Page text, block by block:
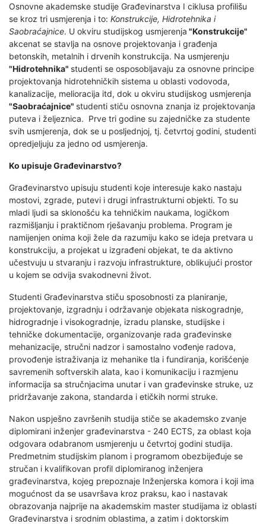
Osnovne akademske studije Građevinarstva I ciklusa profilišu
se kroz tri usmjerenja i to: Konstrukcije, Hidrotehnika i
Saobraćajnice. U okviru studijskog usmjerenja "Konstrukcije"
akcenat se stavlja na osnove projektovanja i građenja
betonskih, metalnih i drvenih konstrukcija. Na usmjerenju
"Hidrotehnika" studenti se osposobljavaju za osnovne principe
projektovanja hidrotehničkih sistema u oblasti vodovoda,
kanalizacije, melioracija itd, dok u okviru studijskog usmjerenja
"Saobraćajnice" studenti stiču osnovna znanja iz projektovanja
puteva i željeznica. Prve tri godine su zajedničke za studente
svih usmjerenja, dok se u posljednjoj, tj. četvrtoj godini, studenti
opredjeljuju za jedno od usmjerenja.
Ko upisuje Građevinarstvo?
Građevinarstvo upisuju studenti koje interesuje kako nastaju
mostovi, zgrade, putevi i drugi infrastrukturni objekti. To su
mladi ljudi sa sklonošću ka tehničkim naukama, logičkom
razmišljanju i praktičnom rješavanju problema. Program je
namijenjen onima koji žele da razumiju kako se ideja pretvara u
konstrukciju, a projekat u izgrađeni objekat, te da aktivno
učestvuju u stvaranju i razvoju infrastrukture, oblikujući prostor
u kojem se odvija svakodnevni život.
Studenti Građevinarstva stiču sposobnosti za planiranje,
projektovanje, izgradnju i održavanje objekata niskogradnje,
hidrogradnje i visokogradnje, izradu planske, studijske i
tehničke dokumentacije, organizovanje rada građevinske
mehanizacije, stručni nadzor i samostalno vođenje radova,
provođenje istraživanja iz mehanike tla i fundiranja, korišćenje
savremenih softverskih alata, kao i komunikaciju i razmjenu
informacija sa stručnjacima unutar i van građevinske struke, uz
pridržavanje zakona, standarda i etičkih normi struke.
Nakon uspješno završenih studija stiče se akademsko zvanje
diplomirani inženjer građevinarstva - 240 ECTS, za oblast koja
odgovara odabranom usmjerenju u četvrtoj godini studija.
Predmetnim studijskim planom i programom obezbijeđuje se
stručan i kvalifikovan profil diplomiranog inženjera
građevinarstva, kojeg prepoznaje Inženjerska komora i koji ima
mogućnost da se usavršava kroz praksu, kao i nastavak
obrazovanja najprije na akademskim master studijama iz oblasti
Građevinarstva i srodnim oblastima, a zatim i doktorskim